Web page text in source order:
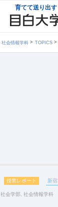
育てて送り出す
社会情報学科 TOPICS
授業レポート 新宿
社会学部 社会情報学科